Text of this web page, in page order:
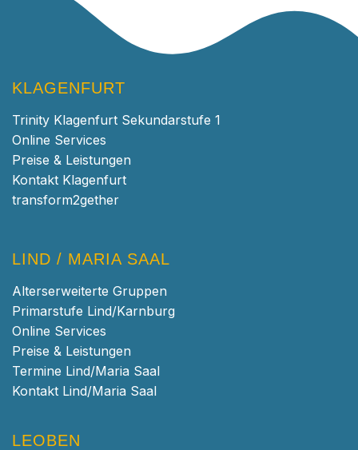
KLAGENFURT
Trinity Klagenfurt Sekundarstufe 1
Online Services
Preise & Leistungen
Kontakt Klagenfurt
transform2gether
LIND / MARIA SAAL
Alterserweiterte Gruppen
Primarstufe Lind/Karnburg
Online Services
Preise & Leistungen
Termine Lind/Maria Saal
Kontakt Lind/Maria Saal
LEOBEN